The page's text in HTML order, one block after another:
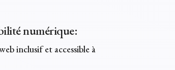
numérique:
inclusif et accessible à